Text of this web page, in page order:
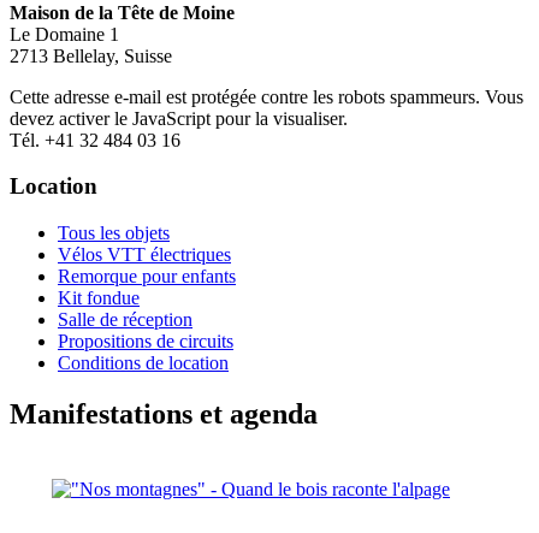
Maison de la Tête de Moine
Le Domaine 1
2713 Bellelay, Suisse
Cette adresse e-mail est protégée contre les robots spammeurs. Vous
devez activer le JavaScript pour la visualiser.
Tél. +41 32 484 03 16
Location
Tous les objets
Vélos VTT électriques
Remorque pour enfants
Kit fondue
Salle de réception
Propositions de circuits
Conditions de location
Manifestations et agenda